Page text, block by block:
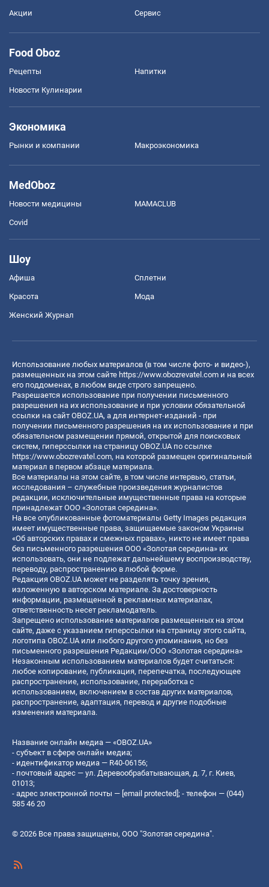
Акции Сервис
Food Oboz
Рецепты Напитки
Новости Кулинарии
Экономика
Рынки и компании Mакроэкономика
MedOboz
Новости медицины MAMACLUB
Covid
Шоу
Афиша Сплетни
Красота Мода
Женский Журнал
Использование любых материалов (в том числе фото- и видео-),
размещенных на этом сайте https://www.obozrevatel.com и на всех
его поддоменах, в любом виде строго запрещено.
Разрешается использование при получении письменного
разрешения на их использование и при условии обязательной
ссылки на сайт OBOZ.UA, а для интернет-изданий - при
получении письменного разрешения на их использование и при
обязательном размещении прямой, открытой для поисковых
систем, гиперссылки на страницу OBOZ.UA по ссылке
https://www.obozrevatel.com, на которой размещен оригинальный
материал в первом абзаце материала.
Все материалы на этом сайте, в том числе интервью, статьи,
исследования – служебные произведения журналистов
редакции, исключительные имущественные права на которые
принадлежат ООО «Золотая середина».
На все опубликованные фотоматериалы Getty Images редакция
имеет имущественные права, защищаемые законом Украины
«Об авторских правах и смежных правах», никто не имеет права
без письменного разрешения ООО «Золотая середина» их
использовать, они не подлежат дальнейшему воспроизводству,
переводу, распространению в любой форме.
Редакция OBOZ.UA может не разделять точку зрения,
изложенную в авторском материале. За достоверность
информации, размещенной в рекламных материалах,
ответственность несет рекламодатель.
Запрещено использование материалов размещенных на этом
сайте, даже с указанием гиперссылки на страницу этого сайта,
логотипа OBOZ.UA или любого другого упоминания, но без
письменного разрешения Редакции/ООО «Золотая середина»
Незаконным использованием материалов будет считаться:
любое копирование, публикация, перепечатка, последующее
распространение, использование, переработка с
использованием, включением в состав других материалов,
распространение, адаптация, перевод и другие подобные
изменения материала.
Название онлайн медиа — «OBOZ.UA»
- субъект в сфере онлайн медиа;
- идентификатор медиа — R40-06156;
- почтовый адрес — ул. Деревообрабатывающая, д. 7, г. Киев,
01013;
- адрес электронной почты — [email protected] ; - телефон — (044)
585 46 20
© 2026 Все права защищены, ООО "Золотая середина".